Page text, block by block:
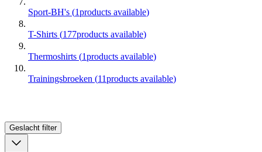
Sport-BH's (1products available)
T-Shirts (177products available)
Thermoshirts (1products available)
Trainingsbroeken (11products available)
Geslacht filter